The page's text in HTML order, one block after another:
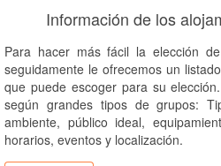
Información de los
Para hacer más fácil la elección
seguidamente le ofrecemos un
que puede escoger para su
según grandes tipos de grupos:
ambiente, público ideal,
horarios, eventos y localización.